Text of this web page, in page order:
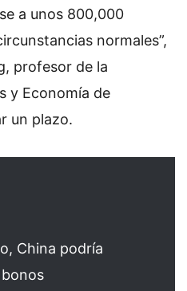
a unos 800,000
normales”,
profesor de la
y Economía de
un plazo.
China podría